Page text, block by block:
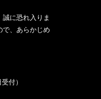
に恐れ入りま
で、あらかじめ
付）